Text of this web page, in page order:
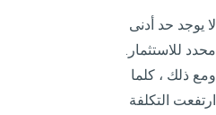
لا يوجد حد أدنى
محدد للاستثمار.
ومع ذلك ، كلما
ارتفعت التكلفة